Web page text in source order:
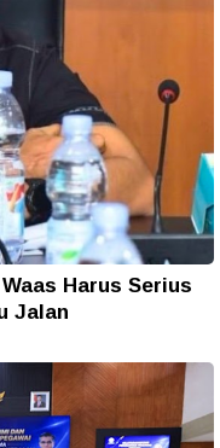
Harus Serius
Jalan